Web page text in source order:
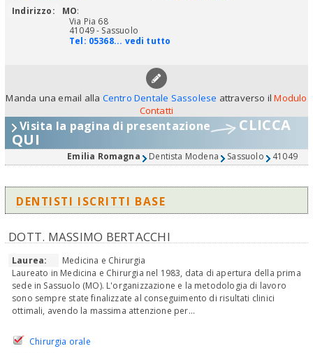
Indirizzo:
MO:
Via Pia 68
41049 - Sassuolo
Tel: 05368... vedi tutto
Manda una email alla Centro Dentale Sassolese attraverso ilModulo
Contatti
Visita la pagina di presentazione CLICCA
QUI
Emilia Romagna Dentista Modena Sassuolo 41049
DENTISTI ISCRITTI BASE
DOTT. MASSIMO BERTACCHI
Laurea:
Medicina e Chirurgia
Laureato in Medicina e Chirurgia nel 1983, data di apertura della prima
sede in Sassuolo (MO). L'organizzazione e la metodologia di lavoro
sono sempre state finalizzate al conseguimento di risultati clinici
ottimali, avendo la massima attenzione per...
Chirurgia orale